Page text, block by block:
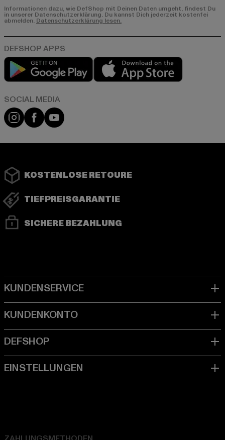
Informationen dazu, wie DefShop mit Deinen Daten umgeht, findest Du
in unserer Datenschutzerklärung. Du kannst Dich jederzeit kostenfei
abmelden. Datenschutzerklärung lesen.
Play market
Instagram
FacebookYouTube
KOSTENLOSE RETOURE
TIEFPREISGARANTIE
SICHERE BEZAHLUNG